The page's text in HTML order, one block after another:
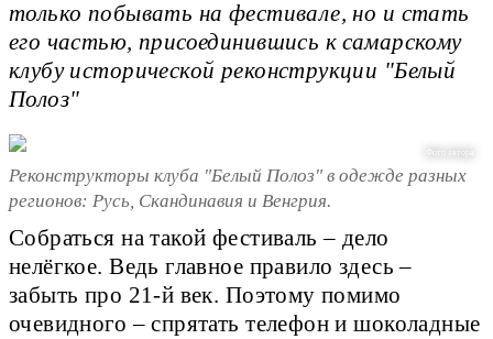
только побывать на фестивале, но и стать
его частью, присоединившись к самарскому
клубу исторической реконструкции "Белый
Полоз"
Фото автора
Реконструкторы клуба "Белый Полоз" в одежде разных
регионов: Русь, Скандинавия и Венгрия.
Собраться на такой фестиваль – дело
нелёгкое. Ведь главное правило здесь –
забыть про 21-й век. Поэтому помимо
очевидного – спрятать телефон и шоколадные